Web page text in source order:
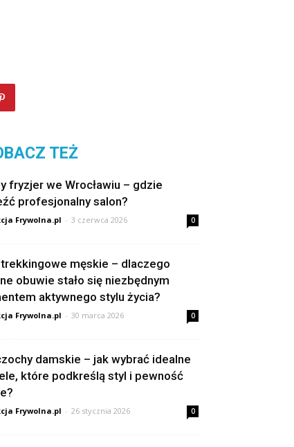
TEŻ
fryzjer we Wrocławiu – gdzie
profesjonalny salon?
Frywolna.pl - 3 czerwca 2026 0
męskie – dlaczego
obuwie stało się niezbędnym
aktywnego stylu życia?
Frywolna.pl - 30 marca 2026 0
damskie – jak wybrać idealne
które podkreślą styl i pewność
Frywolna.pl - 26 stycznia 2026 0